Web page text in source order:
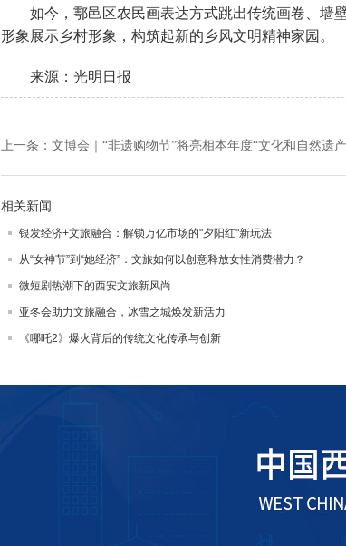
如今，鄠邑区农民画表达方式跳出传统画卷、墙
形象展示乡村形象，构筑起新的乡风文明精神家园。
来源：光明日报
上一条： 文博会｜“非遗购物节”将亮相本年度“文化和自然遗
相关新闻
银发经济+文旅融合：解锁万亿市场的"夕阳红"新玩法
从“女神节”到“她经济”：文旅如何以创意释放女性消费潜力？
微短剧热潮下的西安文旅新风尚
亚冬会助力文旅融合，冰雪之城焕发新活力
《哪吒2》爆火背后的传统文化传承与创新